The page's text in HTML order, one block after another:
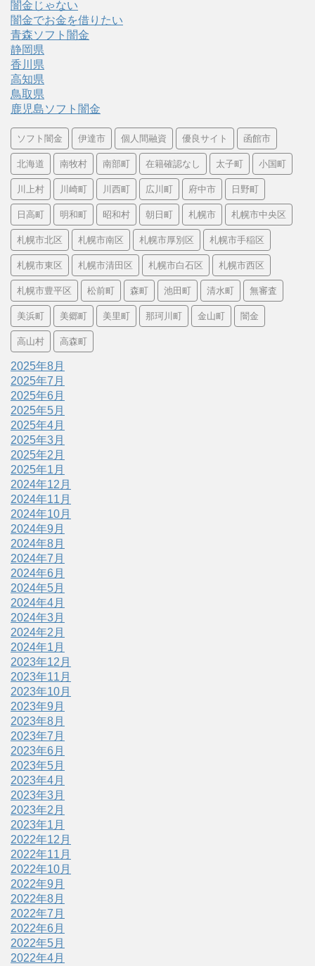
闇金じゃない
闇金でお金を借りたい
青森ソフト闇金
静岡県
香川県
高知県
鳥取県
鹿児島ソフト闇金
ソフト闇金 伊達市 個人間融資 優良サイト 函館市
北海道 南牧村 南部町 在籍確認なし 太子町 小国町
川上村 川崎町 川西町 広川町 府中市 日野町
日高町 明和町 昭和村 朝日町 札幌市 札幌市中央区
札幌市北区 札幌市南区 札幌市厚別区 札幌市手稲区
札幌市東区 札幌市清田区 札幌市白石区 札幌市西区
札幌市豊平区 松前町 森町 池田町 清水町 無審査
美浜町 美郷町 美里町 那珂川町 金山町 闇金
高山村 高森町
2025年8月
2025年7月
2025年6月
2025年5月
2025年4月
2025年3月
2025年2月
2025年1月
2024年12月
2024年11月
2024年10月
2024年9月
2024年8月
2024年7月
2024年6月
2024年5月
2024年4月
2024年3月
2024年2月
2024年1月
2023年12月
2023年11月
2023年10月
2023年9月
2023年8月
2023年7月
2023年6月
2023年5月
2023年4月
2023年3月
2023年2月
2023年1月
2022年12月
2022年11月
2022年10月
2022年9月
2022年8月
2022年7月
2022年6月
2022年5月
2022年4月